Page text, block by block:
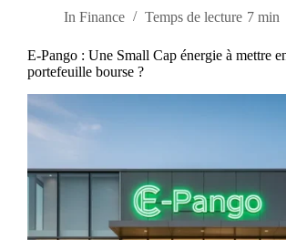
In Finance Temps de lecture 7 min
E-Pango : Une Small Cap énergie à mettre
portefeuille bourse ?